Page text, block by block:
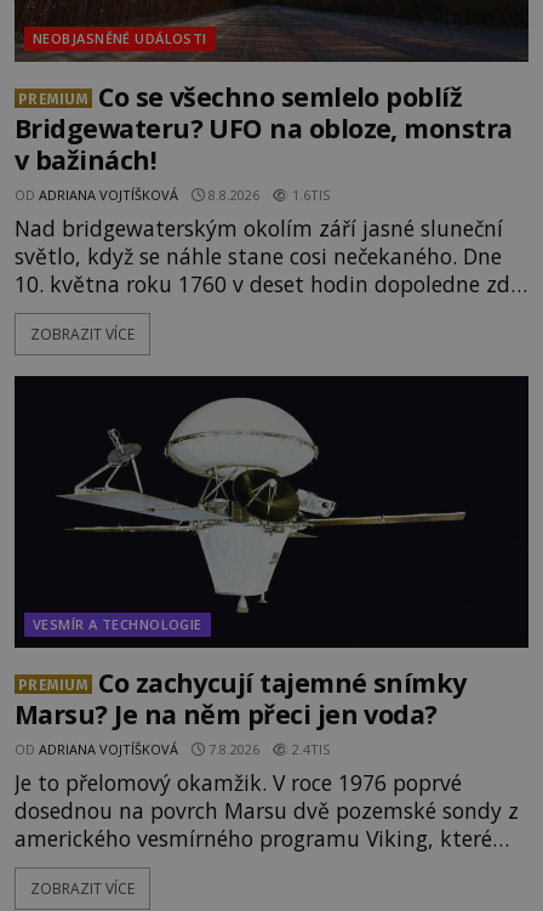
NEOBJASNĚNÉ UDÁLOSTI
PREMIUM
Co se všechno semlelo poblíž
Bridgewateru? UFO na obloze, monstra
v bažinách!
OD ADRIANA VOJTÍŠKOVÁ 8.8.2026 1.6TIS
Nad bridgewaterským okolím září jasné sluneční
světlo, když se náhle stane cosi nečekaného. Dne
10. května roku 1760 v deset hodin dopoledne zde
dojde k vůbec prvnímu historicky doloženému
přeletu UFO. Podle záznamů vyzařuje takové
jen o nějaký optický klam, nebo se zde skutečně
právě vznáší mimozemská loď
ZOBRAZIT VÍCE
VESMÍR A TECHNOLOGIE
PREMIUM
Co zachycují tajemné snímky
Marsu? Je na něm přeci jen voda?
OD ADRIANA VOJTÍŠKOVÁ 7.8.2026 2.4TIS
Je to přelomový okamžik. V roce 1976 poprvé
dosednou na povrch Marsu dvě pozemské sondy z
amerického vesmírného programu Viking, které
jsou schopny pořídit fotografie záhadami
opředené rudé planety. Viking 1 zde zaznamená
ZOBRAZIT VÍCE